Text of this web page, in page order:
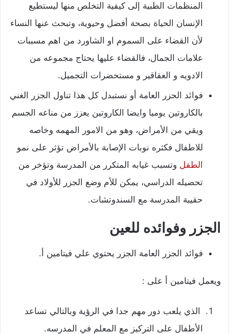
المنظمات الطبية إلى كيفية التخلص منها ليستطيع
الإنسان الحياة بصحة أفضل وحيوية، وتبحث عنها النساء
لأن القضاء على السموم او الشاورد من اهم مسببات
علامات الجمال، فالقضاء عليها يحتاج مجموعه من
الادويه و العقاقير و مستحضرات التجميل.
فوائد الجزر العامة أو نستبدل كل هذا تناول الجزر الغني
بالكاروتين يوميا وايضا الكاروتين يعزز من مناعه الجسم
ويقي من الأمراض، وهو من الامور المهمه وخاصه
للاطفال فكثره نوبات الإصابة بالأمراض تؤثر على نمو
الطفل وتسبب غيابه المتكرر من المدرسة وتؤخر من
تحصيله الدراسي، يمكن للأم وضع الجزر للأولاد في
حقيبة المدرسة مع السندوتشات.
الجزر وفوائده للعين
فوائد الجزر العامة الجزر يحتوي علي فيتامين أ.
ويعمل فيتامين أ على :
الذي يلعب دور مهم جدا في الرؤية وبالتالي تساعد
الأطفال على التركيز مع المعلم في المدرسه.